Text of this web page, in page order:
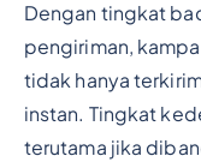
Dengan tingkat
pengiriman,
tidak hanya
instan. Tingkat
terutama jika